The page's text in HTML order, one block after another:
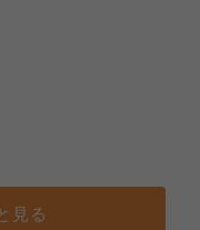
見る